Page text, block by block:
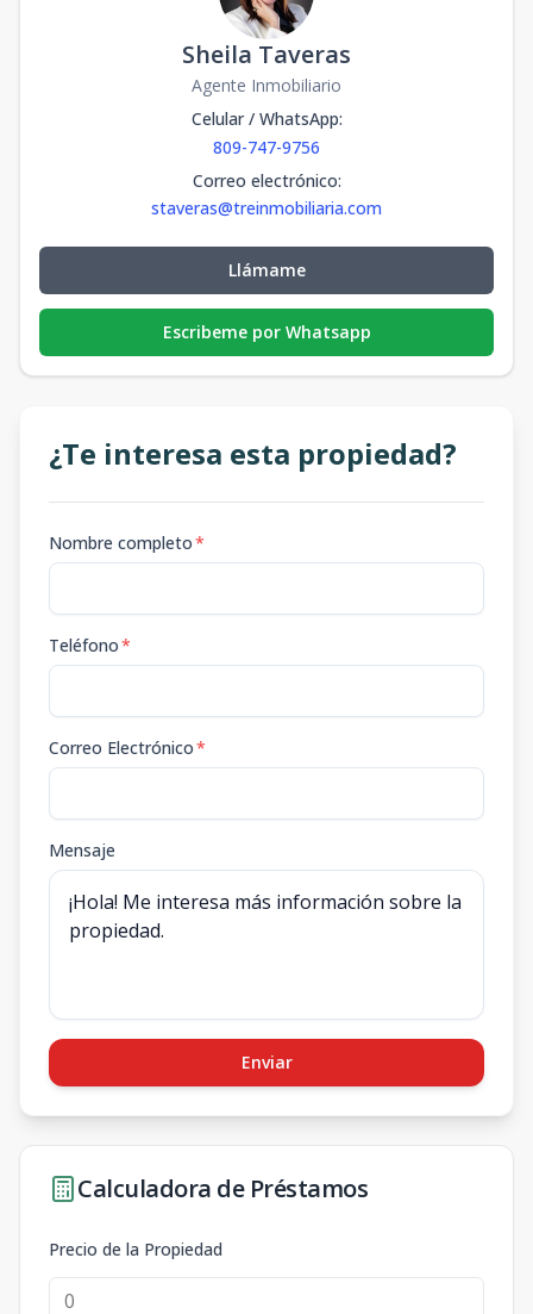
Sheila Taveras
Agente Inmobiliario
Celular / WhatsApp:
809-747-9756
Correo electrónico:
staveras@treinmobiliaria.com
Llámame
Escribeme por Whatsapp
¿Te interesa esta propiedad?
Nombre completo*
Teléfono*
Correo Electrónico*
Mensaje
Enviar
Calculadora de Préstamos
Precio de la Propiedad